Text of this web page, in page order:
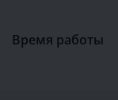
Время работы